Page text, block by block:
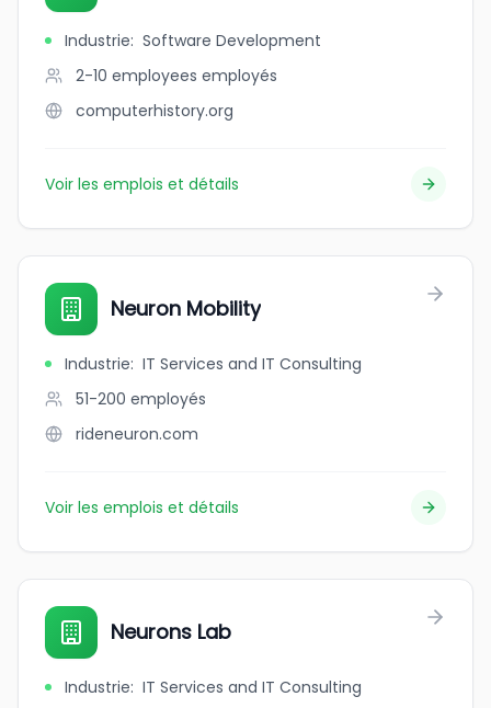
Industrie: Software Development
2-10 employees employés
computerhistory.org
Voir les emplois et détails
Neuron Mobility
Industrie: IT Services and IT Consulting
51-200 employés
rideneuron.com
Voir les emplois et détails
Neurons Lab
Industrie: IT Services and IT Consulting